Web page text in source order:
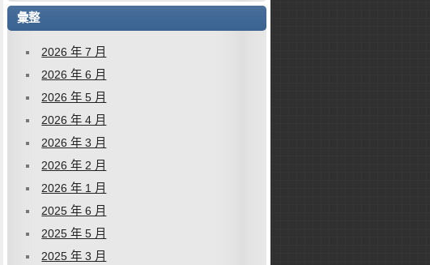
彙整
2026 年 7 月
2026 年 6 月
2026 年 5 月
2026 年 4 月
2026 年 3 月
2026 年 2 月
2026 年 1 月
2025 年 6 月
2025 年 5 月
2025 年 3 月